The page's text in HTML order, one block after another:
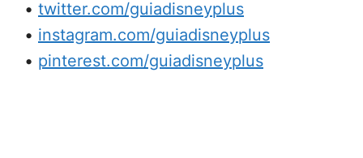
• twitter.com/guiadisneyplus
• instagram.com/guiadisneyplus
• pinterest.com/guiadisneyplus